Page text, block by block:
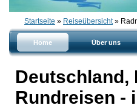
Startseite » Reiseübersicht»
Home Über uns
Deutschland,
Rundreisen -